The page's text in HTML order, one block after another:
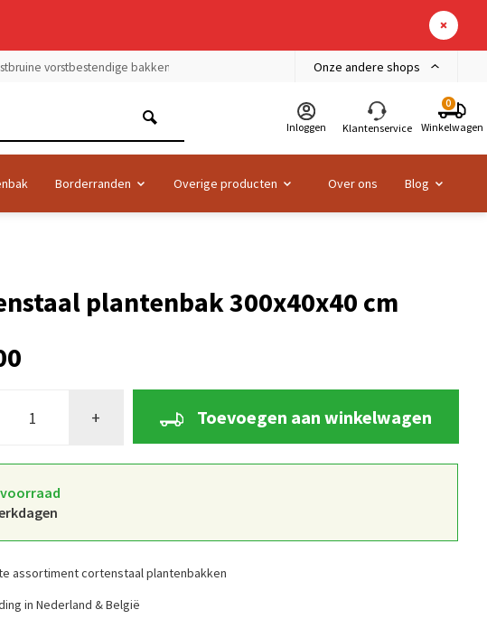
vorstbestendige bakken Onze andere shops
Inloggen Klantenservice
0
Winkelwagen
Borderranden Overige producten Over ons Blog
plantenbak 300x40x40 cm
+ Toevoegen aan winkelwagen
assortiment cortenstaal plantenbakken
in Nederland & België